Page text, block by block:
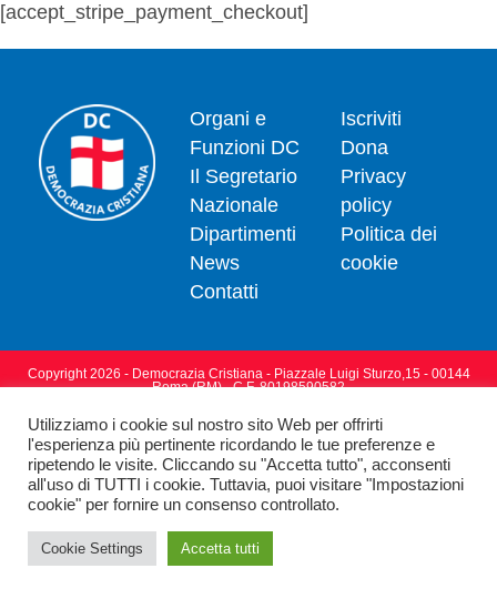
[accept_stripe_payment_checkout]
Organi e
Funzioni DC
Il Segretario
Nazionale
Dipartimenti
News
Contatti
Iscriviti
Dona
Privacy
policy
Politica dei
cookie
Copyright 2026 - Democrazia Cristiana - Piazzale Luigi Sturzo,15 - 00144
Roma (RM) - C.F. 80198590582
Utilizziamo i cookie sul nostro sito Web per offrirti
l'esperienza più pertinente ricordando le tue preferenze e
ripetendo le visite. Cliccando su "Accetta tutto", acconsenti
all'uso di TUTTI i cookie. Tuttavia, puoi visitare "Impostazioni
cookie" per fornire un consenso controllato.
Cookie Settings Accetta tutti